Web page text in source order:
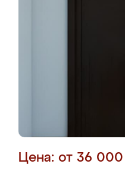
Цена: от 36